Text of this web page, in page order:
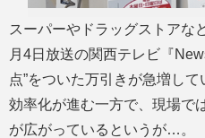
スーパーやドラッグストアな
月4日放送の関西テレビ『
点”をついた万引きが急増して
効率化が進む一方で、現場で
が広がっているというが…。